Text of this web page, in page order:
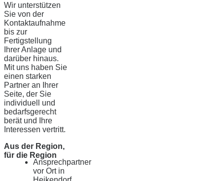
Wir unterstützen
Sie von der
Kontaktaufnahme
bis zur
Fertigstellung
Ihrer Anlage und
darüber hinaus.
Mit uns haben Sie
einen starken
Partner an Ihrer
Seite, der Sie
individuell und
bedarfsgerecht
berät und Ihre
Interessen vertritt.
Aus der Region,
für die Region
Ansprechpartner
vor Ort in